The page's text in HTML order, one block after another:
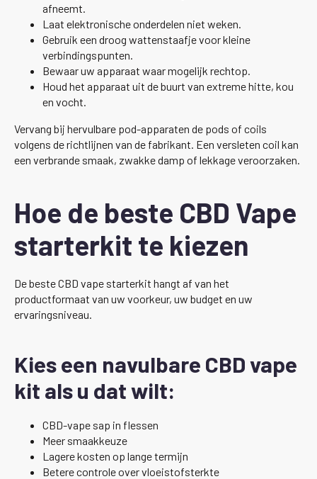
afneemt.
Laat elektronische onderdelen niet weken.
Gebruik een droog wattenstaafje voor kleine
verbindingspunten.
Bewaar uw apparaat waar mogelijk rechtop.
Houd het apparaat uit de buurt van extreme hitte, kou
en vocht.
Vervang bij hervulbare pod-apparaten de pods of coils
volgens de richtlijnen van de fabrikant. Een versleten coil kan
een verbrande smaak, zwakke damp of lekkage veroorzaken.
Hoe de beste CBD Vape
starterkit te kiezen
De beste CBD vape starterkit hangt af van het
productformaat van uw voorkeur, uw budget en uw
ervaringsniveau.
Kies een navulbare CBD vape
kit als u dat wilt:
CBD-vape sap in flessen
Meer smaakkeuze
Lagere kosten op lange termijn
Betere controle over vloeistofsterkte